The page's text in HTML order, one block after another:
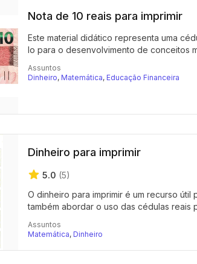
Nota de 10 reais para imprimir
Este material didático representa uma
lo para o desenvolvimento de conceitos
Assuntos
Dinheiro, Matemática, Educação Financeira
Dinheiro para imprimir
5.0 (5)
O dinheiro para imprimir é um recurso útil
também abordar o uso das cédulas reais
Assuntos
Matemática, Dinheiro